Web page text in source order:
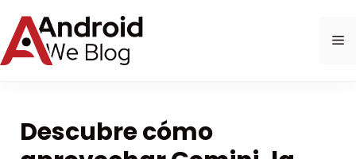
al
contenido
Descubre cómo